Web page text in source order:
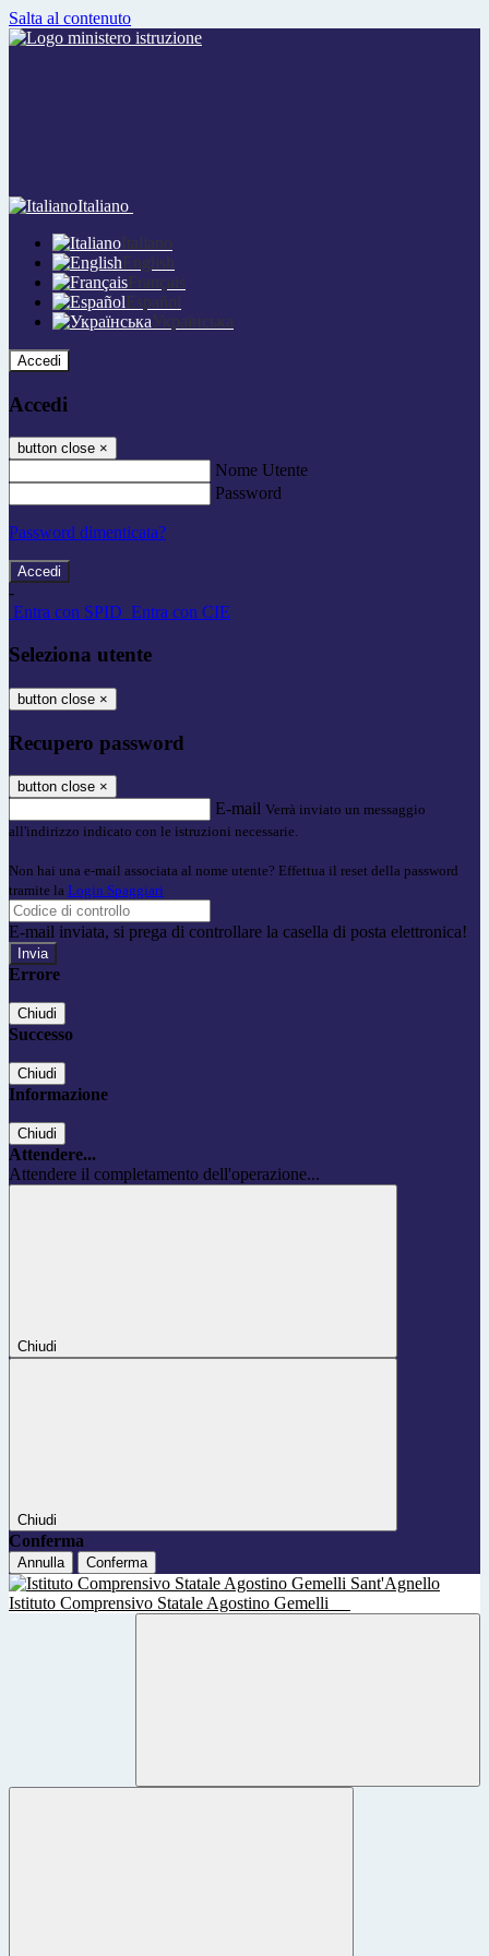
Salta al contenuto
Italiano
Italiano
English
Français
Español
Українська
Accedi
Accedi
button close ×
Nome Utente
Password
Password dimenticata?
-
Entra con SPID Entra con CIE
Seleziona utente
button close ×
Recupero password
button close ×
E-mail Verrà inviato un messaggio
all'indirizzo indicato con le istruzioni necessarie.
Non hai una e-mail associata al nome utente? Effettua il reset della password
tramite la Login Spaggiari
E-mail inviata, si prega di controllare la casella di posta elettronica!
Errore
Chiudi
Successo
Chiudi
Informazione
Chiudi
Attendere...
Attendere il completamento dell'operazione...
Chiudi
Chiudi
Conferma
Annulla Conferma
Istituto Comprensivo Statale Agostino Gemelli